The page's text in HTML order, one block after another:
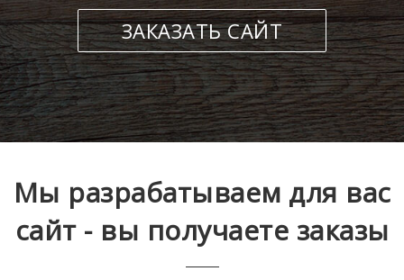
ЗАКАЗАТЬ САЙТ
Мы разрабатываем для вас
сайт - вы получаете заказы